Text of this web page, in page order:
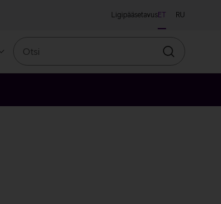
LigipääsetavusET RU
Otsin